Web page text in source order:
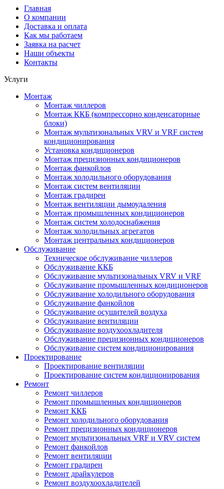
Главная
О компании
Доставка и оплата
Как мы работаем
Заявка на расчет
Наши объекты
Контакты
Услуги
Монтаж
Монтаж чиллеров
Монтаж ККБ (компрессорно конденсаторные
блоки)
Монтаж мультизональных VRV и VRF систем
кондиционирования
Установка кондиционеров
Монтаж прецизионных кондиционеров
Монтаж фанкойлов
Монтаж холодильного оборудования
Монтаж систем вентиляции
Монтаж градирен
Монтаж вентиляции дымоудаления
Монтаж промышленных кондиционеров
Монтаж систем холодоснабжения
Монтаж холодильных агрегатов
Монтаж центральных кондиционеров
Обслуживание
Техническое обслуживание чиллеров
Обслуживание ККБ
Обслуживание мультизональных VRV и VRF
Обслуживание промышленных кондиционеров
Обслуживание холодильного оборудования
Обслуживание фанкойлов
Обслуживание осушителей воздуха
Обслуживание вентиляции
Обслуживание воздухоохладителя
Обслуживание прецизионных кондиционеров
Обслуживание систем кондиционирования
Проектирование
Проектирование вентиляции
Проектирование систем кондиционирования
Ремонт
Ремонт чиллеров
Ремонт промышленных кондиционеров
Ремонт ККБ
Ремонт холодильного оборудования
Ремонт прецизионных кондиционеров
Ремонт мультизональных VRF и VRV систем
Ремонт фанкойлов
Ремонт вентиляции
Ремонт градирен
Ремонт драйкулеров
Ремонт воздухоохладителей